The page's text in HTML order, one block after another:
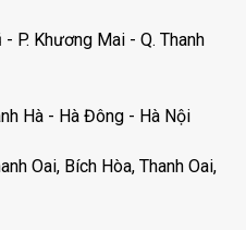
P. Khương Mai - Q. Thanh
Hà - Hà Đông - Hà Nội
Oai, Bích Hòa, Thanh Oai,